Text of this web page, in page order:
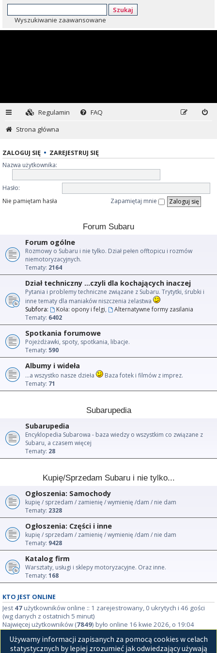
Szukaj
Wyszukiwanie zaawansowane
Regulamin
FAQ
Strona główna
ZALOGUJ SIĘ • ZAREJESTRUJ SIĘ
Nazwa użytkownika:
Hasło:
Nie pamiętam hasła
Zapamiętaj mnie
Forum Subaru
Forum ogólne
Rozmowy o Subaru i nie tylko. Dział pełen offtopicu i rozmów
niemotoryzacyjnych.
Tematy: 2164
Dział techniczny ...czyli dla kochających inaczej
Pytania i problemy techniczne związane z Subaru. Trytytki, śrubki i
inne tematy dla maniaków niszczenia żelastwa
Subfora:
Koła: opony i felgi,
Alternatywne formy zasilania
Tematy: 6402
Spotkania forumowe
Pojeżdżawki, spoty, spotkania, libacje.
Tematy: 590
Albumy i wideła
...a wszystko nasze dzieła
Baza fotek i filmów z imprez.
Tematy: 71
Subarupedia
Subarupedia
Encyklopedia Subarowa - baza wiedzy o wszystkim co związane z
Subaru, a czasem więcej
Tematy: 28
Kupię/Sprzedam Subaru i nie tylko...
Ogłoszenia: Samochody
kupię / sprzedam / zamienię / wymienię /dam / nie dam
Tematy: 2328
Ogłoszenia: Części i inne
kupię / sprzedam / zamienię / wymienię /dam / nie dam
Tematy: 9428
Katalog firm
Warsztaty, usługi i sklepy motoryzacyjne. Oraz inne.
Tematy: 168
KTO JEST ONLINE
Jest 47użytkowników online :: 1 zarejestrowany, 0 ukrytych i 46 gości
(wg danych z ostatnich 5 minut)
Najwięcej użytkowników (7849) było online 16 kwie 2026, o 19:04
STATYSTYKI
Używamy informacji zapisanych za pomocą cookies w celach
statystycznych by lepiej zrozumieć jak odwiedzający używają